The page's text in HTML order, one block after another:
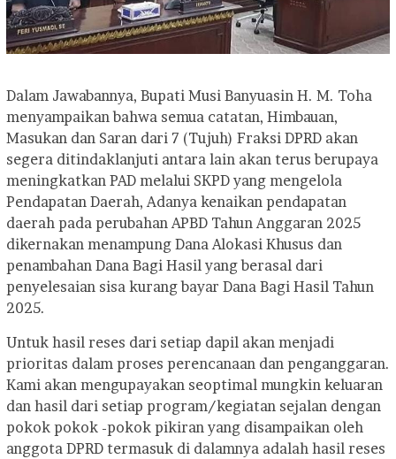
‎Dalam Jawabannya, Bupati Musi Banyuasin H. M. Toha
menyampaikan bahwa semua catatan, Himbauan,
Masukan dan Saran dari 7 (Tujuh) Fraksi DPRD akan
segera ditindaklanjuti antara lain akan terus berupaya
meningkatkan PAD melalui SKPD yang mengelola
Pendapatan Daerah, Adanya kenaikan pendapatan
daerah pada perubahan APBD Tahun Anggaran 2025
dikernakan menampung Dana Alokasi Khusus dan
penambahan Dana Bagi Hasil yang berasal dari
penyelesaian sisa kurang bayar Dana Bagi Hasil Tahun
2025.
‎Untuk hasil reses dari setiap dapil akan menjadi
prioritas dalam proses perencanaan dan penganggaran.
Kami akan mengupayakan seoptimal mungkin keluaran
dan hasil dari setiap program/kegiatan sejalan dengan
pokok pokok -pokok pikiran yang disampaikan oleh
anggota DPRD termasuk di dalamnya adalah hasil reses